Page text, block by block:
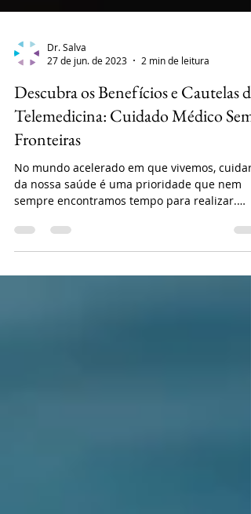
27 de jun. de 2023
2 min de leitura
Descubra os Benefícios e Cautelas da
Telemedicina: Cuidado Médico Sem
Fronteiras
No mundo acelerado em que vivemos, cuidar
sempre encontramos tempo para realizar.
Felizmente, a...